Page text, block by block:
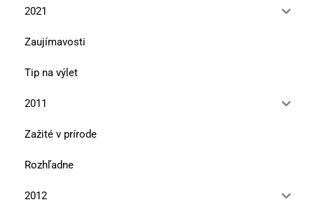
2021
Zaujímavosti
Tip na výlet
2011
Zažité v prírode
Rozhľadne
2012